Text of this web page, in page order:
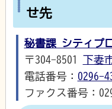
せ先
秘書課 シティプ
〒304-8501 下妻
電話番号： 0296-
ファクス番号：